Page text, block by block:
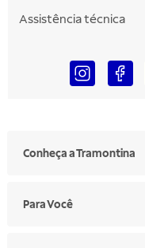
Assistência técnica
Conheça a Tramontina
Para Você